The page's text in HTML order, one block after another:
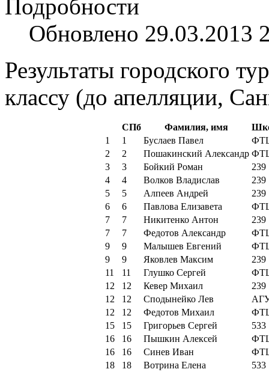
Подробности
Обновлено 29.03.2013
Результаты городского
классу (до апелляции,
СПб Фамилия, имя
1
1 Буслаев Павел
2
2 Пошакинский Александр
3
3 Бойкий Роман
239
4
4 Волков Владислав
239
5
5 Алпеев Андрей
239
6
6 Павлова Елизавета
7
7 Никитенко Антон
239
7
7 Федотов Александр
9
9 Малышев Евгений
9
9 Яковлев Максим
239
11
11 Глушко Сергей
12
12 Кевер Михаил
239
12
12 Сподынейко Лев
12
12 Федотов Михаил
15
15 Григорьев Сергей
533
16
16 Пышкин Алексей
16
16 Синев Иван
18
18 Вотрина Елена
533